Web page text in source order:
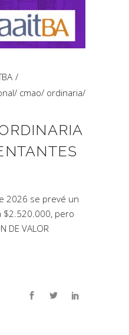
/ cmao/ ordinaria/
2026 se prevé un
$2.520.000, pero
DE VALOR